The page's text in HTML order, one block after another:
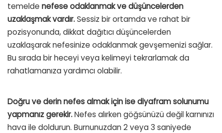
temelde nefese odaklanmak ve düşüncelerden
uzaklaşmak vardır.Sessiz bir ortamda ve rahat bir
pozisyonunda, dikkat dağıtıcı düşüncelerden
uzaklaşarak nefesinize odaklanmak gevşemenizi sağlar.
Bu sırada bir heceyi veya kelimeyi tekrarlamak da
rahatlamanıza yardımcı olabilir.
Doğru ve derin nefes almak için ise diyafram solunumu
yapmanız gerekir.Nefes alırken göğsünüzü değil karnınızı
hava ile doldurun. Burnunuzdan 2 veya 3 saniyede